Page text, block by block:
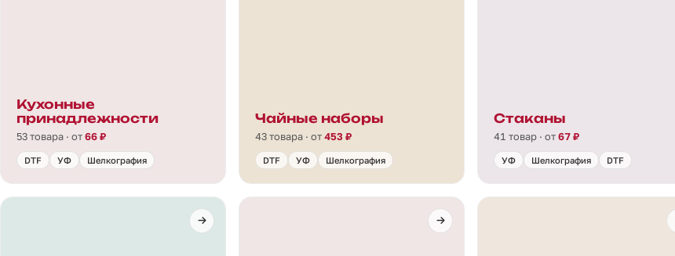
Кухонные
принадлежности
53 товара · от66 ₽
DTF УФ Шелкография
Чайные наборы
43 товара · от453 ₽
DTF УФ Шелкография
Стаканы
41 товар · от67 ₽
УФ Шелкография DTF